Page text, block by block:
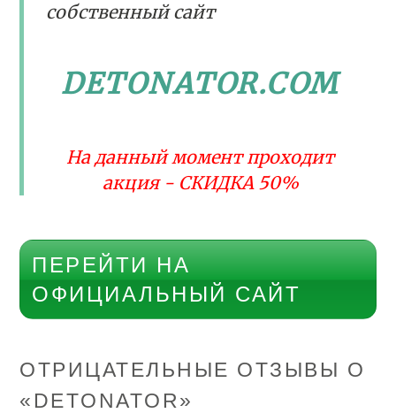
собственный сайт
DETONATOR.COM
На данный момент проходит
акция - СКИДКА 50%
ПЕРЕЙТИ НА
ОФИЦИАЛЬНЫЙ САЙТ
ОТРИЦАТЕЛЬНЫЕ ОТЗЫВЫ О
«DETONATOR»